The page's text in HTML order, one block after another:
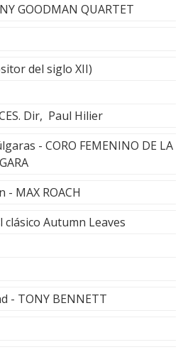
GOODMAN QUARTET
del siglo XII)
Dir, Paul Hilier
- CORO FEMENINO DE LA
MAX ROACH
clásico Autumn Leaves
- TONY BENNETT